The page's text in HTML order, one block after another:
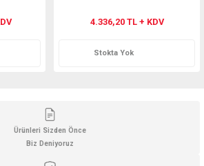
4.336,20 TL + KDV
Stokta Yok
Ürünleri Sizden Önce
Biz Deniyoruz